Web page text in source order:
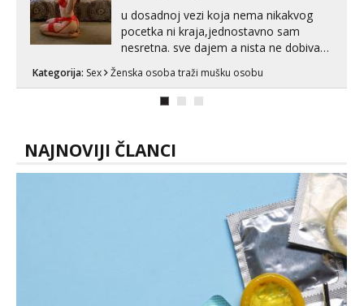
u dosadnoj vezi koja nema nikakvog
pocetka ni kraja,jednostavno sam
nesretna. sve dajem a nista ne dobivam
zadovoljiti moje potrebe,ne trazim puno
samo malo njeznosti i razumjevanja.
muskar...
Kategorija: Sex Ženska osoba traži mušku osobu
NAJNOVIJI ČLANCI